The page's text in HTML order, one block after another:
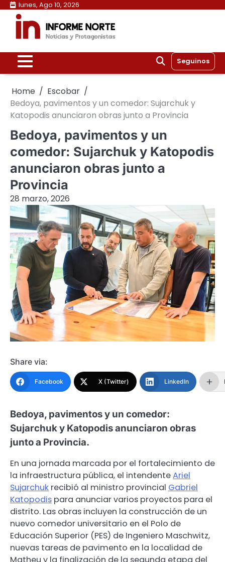
Skip
content
lunes, Ago 10, 2026
Seguinos
Home
Escobar
Bedoya, pavimentos y un comedor: Sujarchuk y
Katopodis anunciaron obras junto a Provincia
Bedoya, pavimentos y un
comedor: Sujarchuk y Katopodis
anunciaron obras junto a
Provincia
28 marzo, 2026
Share via:
Facebook X (Twitter) LinkedIn
Bedoya, pavimentos y un comedor:
Sujarchuk y Katopodis anunciaron obras
junto a Provincia.
En una jornada marcada por el fortalecimiento de
la infraestructura pública, el intendenteAriel
Sujarchuk recibió al ministro provincial Gabriel
Katopodis para anunciar varios proyectos para el
distrito. Las obras incluyen la construcción de un
nuevo comedor universitario en el Polo de
Educación Superior (PES) de Ingeniero Maschwitz,
nuevas tareas de pavimento en la localidad de